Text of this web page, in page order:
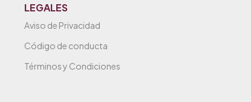
LEGALES
Aviso de Privacidad
Código de conducta
Términos y Condiciones